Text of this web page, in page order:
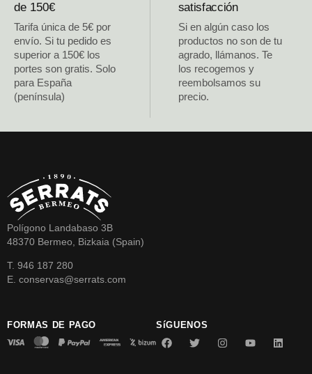
de 150€
Tarifa única de 5€ por
envío. Si tu pedido es
superior a 150€ los
portes son gratis. Solo
para España
(península)
satisfacción
Si en algún caso los
productos no son de tu
agrado, llámanos. Te
los recogemos y
reembolsamos su
precio.
Polígono Landabaso 3B
48370 Bermeo, Bizkaia (Spain)
T. 946 187 280
E. conservas@serrats.com
FORMAS DE PAGO SíGUENOS